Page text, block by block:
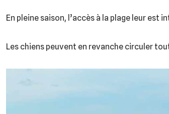
En pleine saison, l’accès à la plage leur est
Les chiens peuvent en revanche circuler